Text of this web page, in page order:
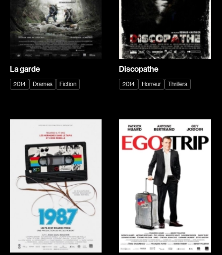
Archambault Sylvain
Arsenault Mychel
Arseneau Bussières Philippe
Arsin Jean
Arson Ann
Asselin Olivier
Asselin Jean-François
Attenborough Richard
Aubert Robin
Aubin David
Aubry François
Audy Michel
Azzopardi Mario
Baillargeon Paule
Baldi Gian Vittorio
Ball Ara
Barabé Charles
Barbancourt Marie Ange
Barbeau Paul
Barbeau Manon
Barbeau-Lavalette Anaïs
Barichello Rudy
Baril Céline
Barilliet France
Barnaby Jeff
Barrilliet Fabrice
Baruchel Jay
Barzman Paolo
Bastien Pierre
La garde
2014 Drames Fiction
Discopathe
2014 Horreur Thrillers